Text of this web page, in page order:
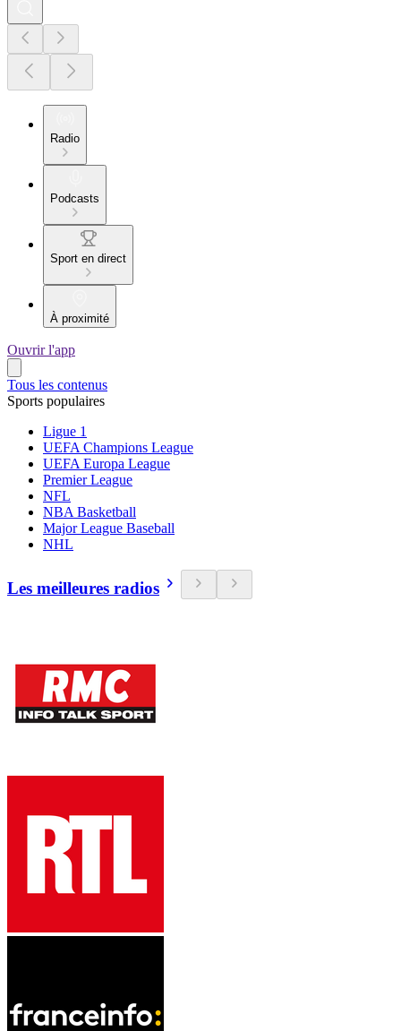
Radio
Podcasts
Sport en direct
À proximité
Ouvrir l'app
Tous les contenus
Sports populaires
Ligue 1
UEFA Champions League
UEFA Europa League
Premier League
NFL
NBA Basketball
Major League Baseball
NHL
Les meilleures radios